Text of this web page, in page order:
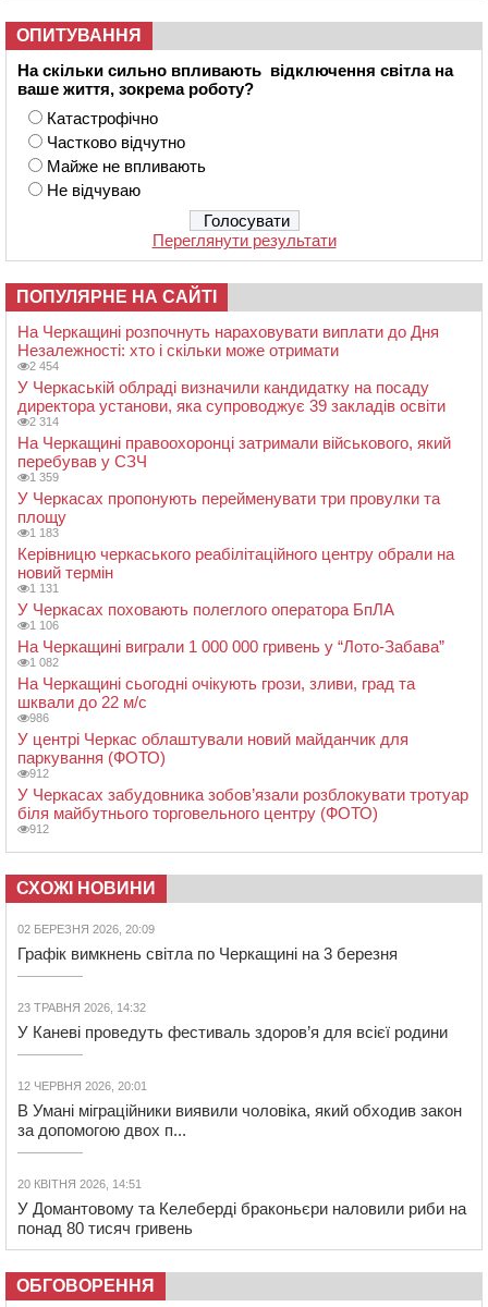
ОПИТУВАННЯ
На скільки сильно впливають відключення світла на
ваше життя, зокрема роботу?
Катастрофічно
Частково відчутно
Майже не впливають
Не відчуваю
Переглянути результати
ПОПУЛЯРНЕ НА САЙТІ
На Черкащині розпочнуть нараховувати виплати до Дня
Незалежності: хто і скільки може отримати
2 454
У Черкаській облраді визначили кандидатку на посаду
директора установи, яка супроводжує 39 закладів освіти
2 314
На Черкащині правоохоронці затримали військового, який
перебував у СЗЧ
1 359
У Черкасах пропонують перейменувати три провулки та
площу
1 183
Керівницю черкаського реабілітаційного центру обрали на
новий термін
1 131
У Черкасах поховають полеглого оператора БпЛА
1 106
На Черкащині виграли 1 000 000 гривень у “Лото-Забава”
1 082
На Черкащині сьогодні очікують грози, зливи, град та
шквали до 22 м/с
986
У центрі Черкас облаштували новий майданчик для
паркування (ФОТО)
912
У Черкасах забудовника зобов’язали розблокувати тротуар
біля майбутнього торговельного центру (ФОТО)
912
СХОЖІ НОВИНИ
02 БЕРЕЗНЯ 2026, 20:09
Графік вимкнень світла по Черкащині на 3 березня
23 ТРАВНЯ 2026, 14:32
У Каневі проведуть фестиваль здоров’я для всієї родини
12 ЧЕРВНЯ 2026, 20:01
В Умані міграційники виявили чоловіка, який обходив закон
за допомогою двох п...
20 КВІТНЯ 2026, 14:51
У Домантовому та Келеберді браконьєри наловили риби на
понад 80 тисяч гривень
ОБГОВОРЕННЯ